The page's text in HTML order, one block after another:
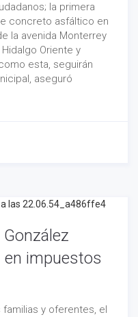
la primera
concreto asfáltico en
la avenida Monterrey
Oriente y
esta, seguirán
aseguró
impuestos
y oferentes, el